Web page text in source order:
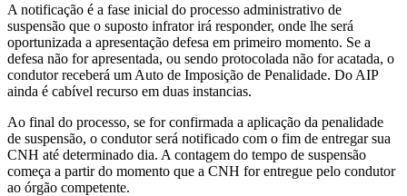
A notificação é a fase inicial do processo administrativo de
suspensão que o suposto infrator irá responder, onde lhe será
oportunizada a apresentação defesa em primeiro momento. Se a
defesa não for apresentada, ou sendo protocolada não for acatada, o
condutor receberá um Auto de Imposição de Penalidade. Do AIP
ainda é cabível recurso em duas instancias.
Ao final do processo, se for confirmada a aplicação da penalidade
de suspensão, o condutor será notificado com o fim de entregar sua
CNH até determinado dia. A contagem do tempo de suspensão
começa a partir do momento que a CNH for entregue pelo condutor
ao órgão competente.